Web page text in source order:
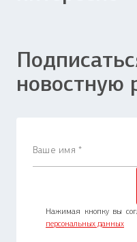
новостную
Нажимая кнопку вы
персональных данных